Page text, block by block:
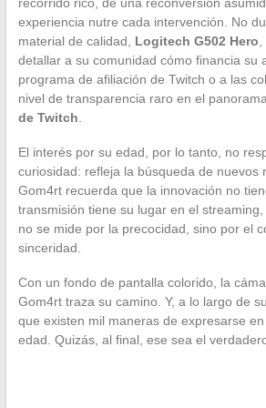
experiencia nutre cada intervención. No
material de calidad, Logitech G502 Hero
detallar a su comunidad cómo financia su
programa de afiliación de Twitch o a las
nivel de transparencia raro en el
de Twitch
El interés por su edad, por lo tanto, no
curiosidad: refleja la búsqueda de nuevos
Gom4rt recuerda que la innovación no
transmisión tiene su lugar en el
no se mide por la precocidad, sino por el
sinceridad.
Con un fondo de pantalla colorido, la
Gom4rt traza su camino. Y, a lo largo de
que existen mil maneras de expresarse
edad. Quizás, al final, ese sea el